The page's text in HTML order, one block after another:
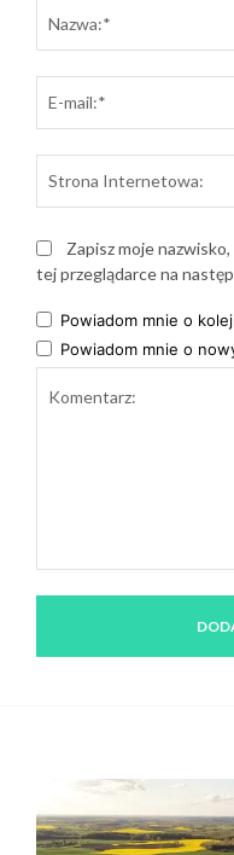
Zapisz moje
tej przeglądarce na
Powiadom mnie o
Powiadom mnie o